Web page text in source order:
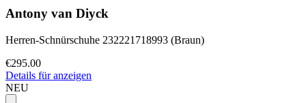
Antony van Diyck
Herren-Schnürschuhe 232221718993 (Braun)
€295.00
Details für anzeigen
NEU